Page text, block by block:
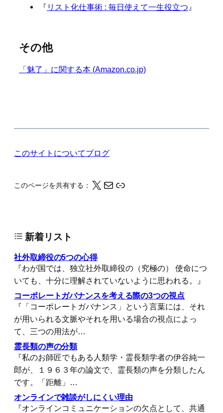
『 リスト化仕事術 : 毎日使えて一生役立つ 』
その他
「魅了」に関する本 (Amazon.co.jp)
このサイトについてブログ
このページを共有する： X メール このページの情報をクリップボードにコピーする
新着リスト
社外取締役の5つの心得
『わが国では、独立社外取締役の（究極の） 使命につ
いても、十分に理解されていないように思われる。』
コーポレートガバナンスを考える際の3つの視点
『「コーポレートガバナンス」という言葉には、それ
が用いられる文脈やそれを用いる場合の視点によっ
て、三つの用法が…
霊長類の声の分類
『私のお師匠でもある人類学・霊長類学者の伊谷純一
郎が、１９６３年の論文で、霊長類の声を分類したん
です。「距離」…
オンラインで雑談がしにくい理由
『オンラインコミュニケーションの欠点として、共通